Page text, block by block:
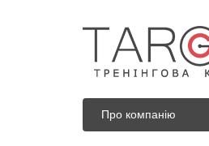
Про компанію